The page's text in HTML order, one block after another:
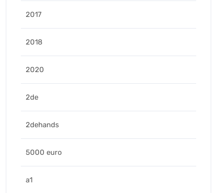
2017
2018
2020
2de
2dehands
5000 euro
a1